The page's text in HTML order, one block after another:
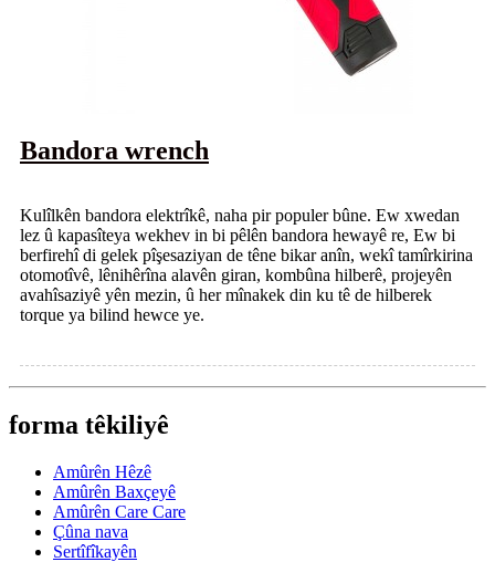
Bandora wrench
Kulîlkên bandora elektrîkê, naha pir populer bûne. Ew xwedan
lez û kapasîteya wekhev in bi pêlên bandora hewayê re, Ew bi
berfirehî di gelek pîşesaziyan de têne bikar anîn, wekî tamîrkirina
otomotîvê, lênihêrîna alavên giran, kombûna hilberê, projeyên
avahîsaziyê yên mezin, û her mînakek din ku tê de hilberek
torque ya bilind hewce ye.
forma têkiliyê
Amûrên Hêzê
Amûrên Baxçeyê
Amûrên Care Care
Çûna nava
Sertîfîkayên